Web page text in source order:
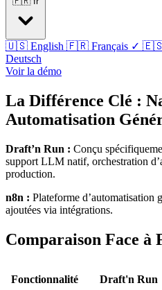
🇺🇸 English 🇫🇷 Français ✓
Deutsch
Voir la démo
La Différence Clé :
Automatisation
Draft’n Run : Conçu
support LLM natif, orchestration
production.
n8n : Plateforme d’automatisation
ajoutées via intégrations.
Comparaison Face à
Fonctionnalité Draft'n Run